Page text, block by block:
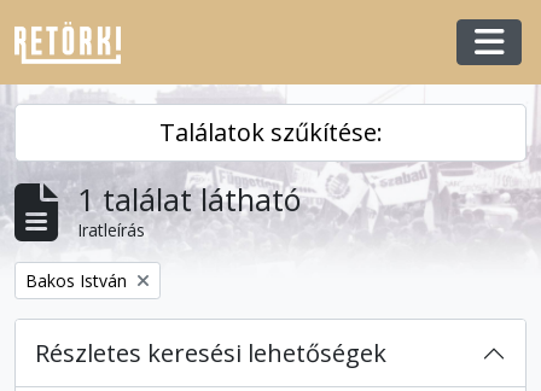
Skip to main content
Találatok szűkítése:
1 találat látható
Iratleírás
Remove filter:
Bakos István
Részletes keresési lehetőségek